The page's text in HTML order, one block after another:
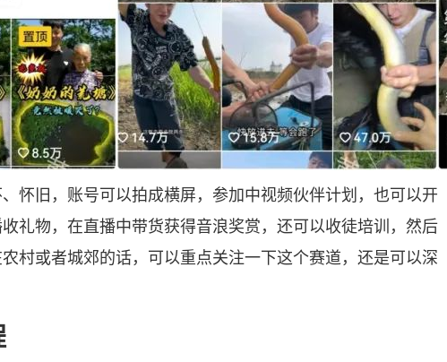
旧，账号可以拍成横屏，参加中视频伙伴计划，也可以开
礼物，在直播中带货获得音浪奖赏，还可以收徒培训，然后
村或者城郊的话，可以重点关注一下这个赛道，还是可以深